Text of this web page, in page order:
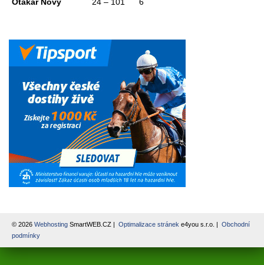
© 2026 Webhosting SmartWEB.CZ | Optimalizace stránek e4you s.r.o. | Obchodní
podmínky